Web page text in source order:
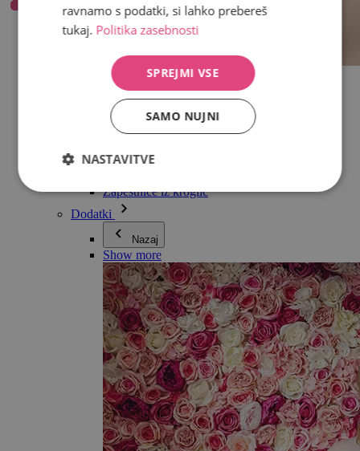
Vse v kategoriji Nakit
Uhani
Zapestnice
Ogrlice
Kolekcija Adéle Pečlové
Nakit za pare
Zapestnice iz kroglic
Dodatki
Nazaj
Show more
ravnamo s podatki, si lahko prebereš
tukaj. Politika zasebnosti
SPREJMI VSE
SAMO NUJNI
NASTAVITVE